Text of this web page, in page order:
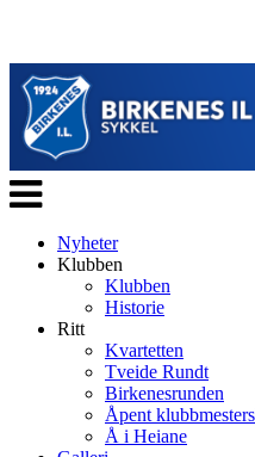
Veksle
navigasjon
Nyheter
Klubben
Klubben
Historie
Ritt
Kvartetten
Tveide Rundt
Birkenesrunden
Åpent
Å i Heiane